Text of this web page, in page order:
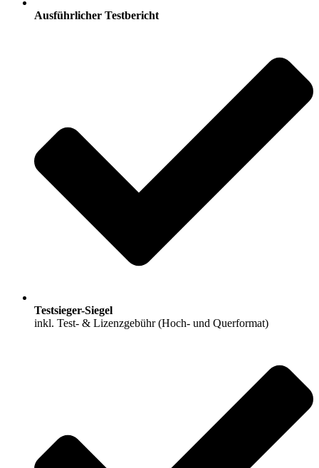
Ausführlicher Testbericht
Testsieger-Siegel
inkl. Test- & Lizenzgebühr (Hoch- und Querformat)